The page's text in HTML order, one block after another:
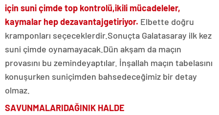
için suni çimde top kontrolü,ikili mücadeleler,
kaymalar hep dezavantajgetiriyor. Elbette doğru
kramponları seçeceklerdir. Sonuçta Galatasaray ilk kez
suni çimde oynamayacak. Dün akşam da maçın
provasını bu zemindeyaptılar. İnşallah maçın tabelasını
konuşurken suniçimden bahsedeceğimiz bir detay
olmaz.
SAVUNMALARIDAĞINIK HALDE